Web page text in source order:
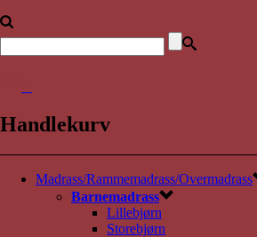
Handlekurv
Madrass/Rammemadrass/Overmadrass
Barnemadrass
Lillebjørn
Storebjørn